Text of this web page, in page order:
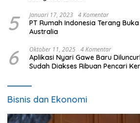
5 Januari 17, 2023 4 Komentar
PT Rumah Indonesia Terang
Australia
6 Oktober 11, 2025 4 Komentar
Aplikasi Nyari Gawe Baru
Sudah Diakses Ribuan Pencari
Bisnis dan Ekonomi